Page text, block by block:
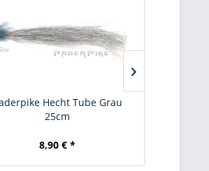
Hecht Tube Grau
25cm
8,90 € *